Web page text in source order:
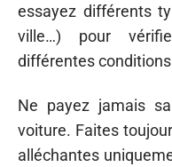
essayez différents
ville…) pour
différentes
Ne payez jamais
voiture. Faites
alléchantes